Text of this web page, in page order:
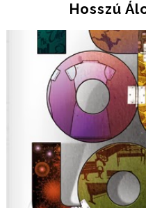
Hosszú